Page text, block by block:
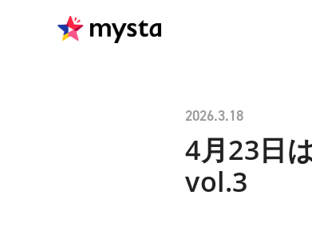
2026.3.18
4月23日
vol.3